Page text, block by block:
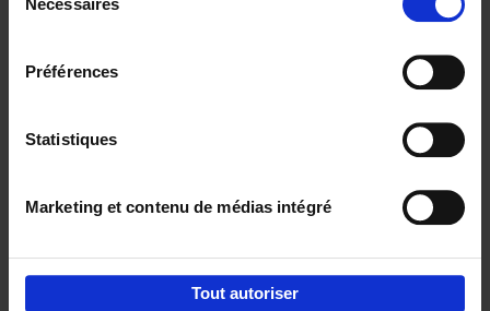
Nécessaires
Préférences
Statistiques
Marketing et contenu de médias intégré
Tout autoriser
Building Bonds = Building